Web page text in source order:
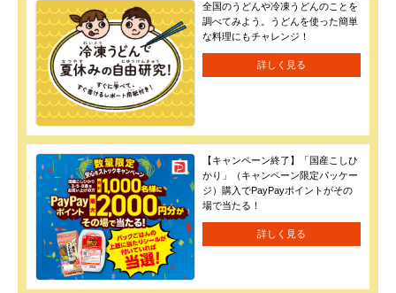
全国のうどんや冷凍うどんのことを
調べてみよう。うどんを使った簡単
な料理にもチャレンジ！
詳しく見る
【キャンペーン終了】「国産こしひ
かり」（キャンペーン限定パッケー
ジ）購入でPayPayポイントがその
場で当たる！
詳しく見る